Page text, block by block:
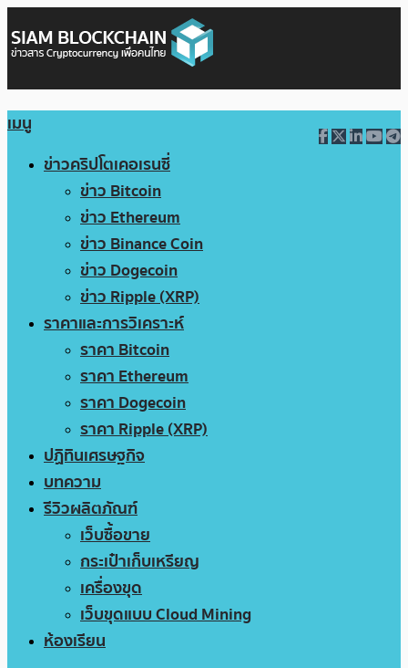
เมนู
ข่าวคริปโตเคอเรนซี่
ข่าว Bitcoin
ข่าว Ethereum
ข่าว Binance Coin
ข่าว Dogecoin
ข่าว Ripple (XRP)
ราคาและการวิเคราะห์
ราคา Bitcoin
ราคา Ethereum
ราคา Dogecoin
ราคา Ripple (XRP)
ปฏิทินเศรษฐกิจ
บทความ
รีวิวผลิตภัณฑ์
เว็บซื้อขาย
กระเป๋าเก็บเหรียญ
เครื่องขุด
เว็บขุดแบบ Cloud Mining
ห้องเรียน